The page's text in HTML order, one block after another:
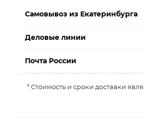
Самовывоз из Екатеринбурга
Деловые линии
Почта России
* Стоимость и сроки доставки